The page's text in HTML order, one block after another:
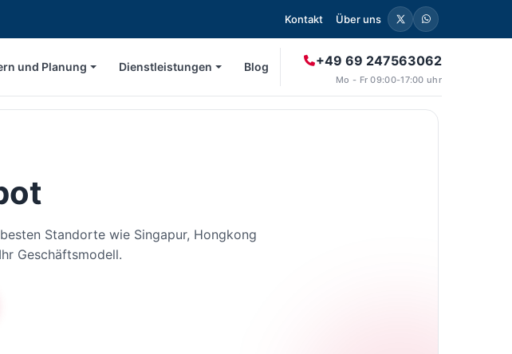
Kontakt Über uns
und Planung Dienstleistungen Blog +49 69 247563062
Mo - Fr 09:00-17:00 uhr
Standorte wie Singapur, Hongkong
Geschäftsmodell.